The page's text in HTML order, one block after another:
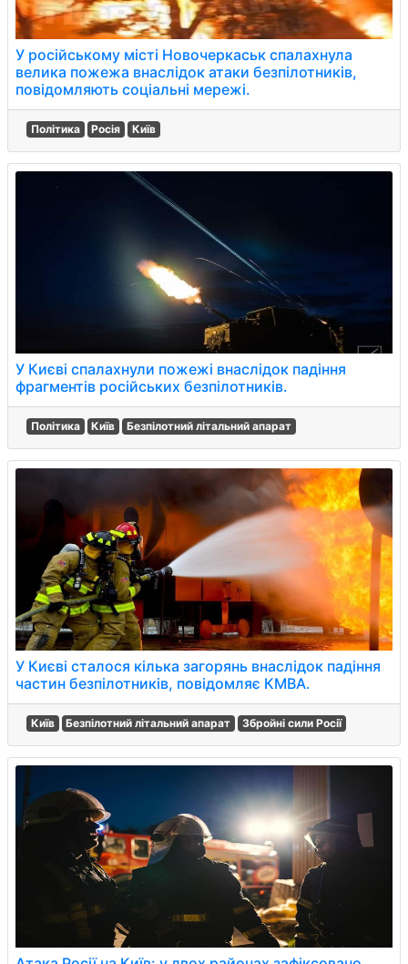
У російському місті Новочеркаськ спалахнула
велика пожежа внаслідок атаки безпілотників,
повідомляють соціальні мережі.
Політика Росія Київ
У Києві спалахнули пожежі внаслідок падіння
фрагментів російських безпілотників.
Політика Київ Безпілотний літальний апарат
У Києві сталося кілька загорянь внаслідок падіння
частин безпілотників, повідомляє КМВА.
Київ Безпілотний літальний апарат Збройні сили Росії